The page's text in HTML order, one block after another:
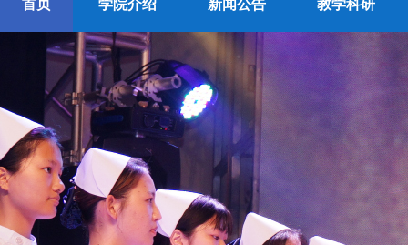
首页 学院介绍 新闻公告 教学科研
合作交流 社会服务 专业认证 网
络
教
学院简介 学院机构 全日制教学
本科生招生 研究生招生 自考、成人招生
认证知识 认证文件 认证动态 他山之石
专题学习网站 精品课程 资源库 网络课程 双语教学网站